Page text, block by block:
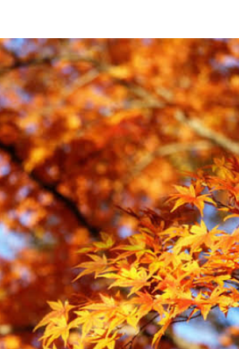
トリートメントの付け方で
仕上がりが変わる｜効かな
い原因...
トリートメントの付け方で仕上がりは
大きく変わります。今回は、毛先中心
の塗り...
メガネ
朝の
かな
直
新生
も短
癖は
かえで
髪のくすみが気になる人
へ！2026春トレンドの明る
めく...
2026春のトレンドカラーは明るめのく
すみカラーです。ただし、髪がすでに
く...
さくら
ツヤ
自
「
職場
たい
たい
さくら
2026年のショートウルフ最
新トレンドとは？ナチュラ
ル...
2026年のショートウルフは、ナチュラ
ルでエアリーな仕上がりが今っぽい正
解...
かえで
ルー
年の
の...
2026
のト
ヘ...
かえで
美容室に行くのが恥ずかし
い？髪質の変化に気づいた
時こそ...
しばらく美容室に行けていないし、そ
ろそろ髪型を変えて気分転換したいと
思って...
メガネ
お気
た後
敗
美容
うニ
容室
かえで
ヘッドスパの落とし穴！知
らないと損する真実
ヘッドスパは、頭皮の汚れを落として
血行を促進し、リラックス効果や美髪
効果が...
さろめ
頭皮
トア
タ
毎日
る！
ンの
髪を育てるには？毎日の洗
い方と生活習慣を見直す基
本ケア
髪をきれいに育てるには高価なアイテ
ムを増やす前に、洗い方や乾かし方、
頭皮の...
さくら
頭皮
ちり
や
目元
では
ん。
メガネ
発酵エキスシャンプーって
何がいいの？無印良品など
のシャ...
スキンケアで人気の発酵成分が、シャ
ンプーにも広がっています。無印良品
などの...
さくら
ア
夫！
え
ヘア
怖い
か？
さくら
ミニマリストのメイク術｜
少ないアイテムで「自分ら
しい美...
「たくさんのコスメを持っているの
に、実際に使っているのはいつも同じ
ものばか...
あおい
V3
い
較
メイ
の時
たの
あかり
針で小顔を目指す！美容鍼
の効果と後悔しない選び方
のポイント
フェイスラインをすっきりさせたいと
いうお悩みを抱えている方はいないで
しょう...
あかり
リン
ッサ
と
サロ
ンパ
ージ
あかり
化粧ノリが変わる「顔脱
毛」。4つのメリットと、始
める前...
顔の産毛をカミソリで剃って、毛抜き
で抜くなど、日々の自己処理を手間に
感じて...
あおい
子
G？
な
「ム
んで
し始
あおい
2026年運気アップネイルガ
イドを公開！幸運を呼ぶ色
と...
最近、なんとなく運気が停滞している
気がすると悩んでいないでしょうか？
じつは...
あおい
その
てる
る
SNS
ザイ
ら、...
さな
急に小じわが増えた？原因
と種類の見分け方＆自宅で
できる...
ふと鏡を見て、急に小じわが増えたと
落ち込んでいないでしょうか？じつは
その原...
あおい
ル
良
や...
ルル
けれ
いか...
さな
人の手ならではの痩身効
果。オールハンドエステの
魅力と、...
痩身エステと一言で言っても、最新の
機器を使ったものから、昔ながらの手
技によ...
あかり
その
しま
共
医師
いて
流の
さな